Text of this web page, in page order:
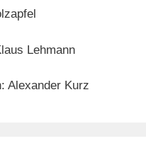
Lehmann
Alexander Kurz